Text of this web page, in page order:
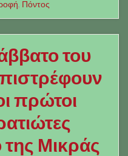
, Πόντος
του
πρώτοι
Μικράς